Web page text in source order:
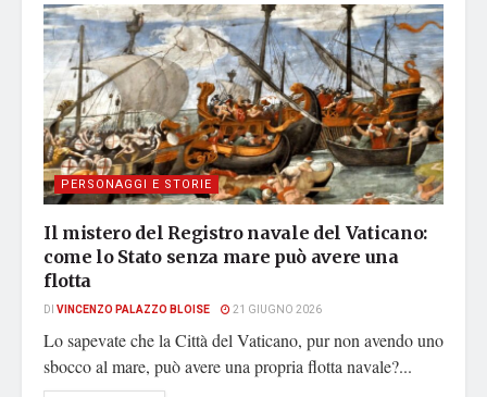
PERSONAGGI E STORIE
Il mistero del Registro navale del Vaticano:
come lo Stato senza mare può avere una
flotta
DI VINCENZO PALAZZO BLOISE 21 GIUGNO 2026
Lo sapevate che la Città del Vaticano, pur non avendo uno
sbocco al mare, può avere una propria flotta navale?...